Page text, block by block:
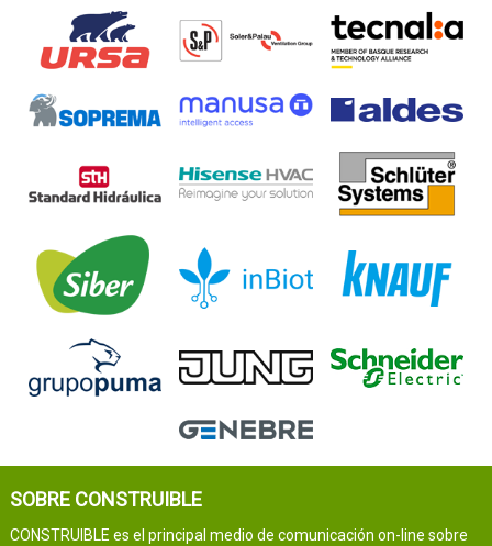
SOBRE CONSTRUIBLE
CONSTRUIBLE es el principal medio de comunicación on-line sobre